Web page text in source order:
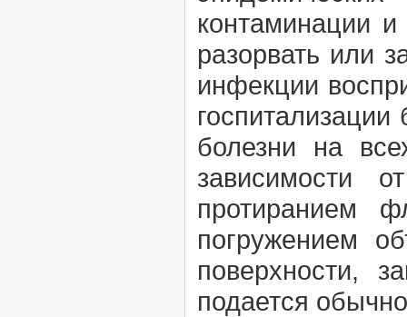
контаминации
разорвать или
инфекции
болезни на
зависимости
протиранием
погружением
поверхности,
подается